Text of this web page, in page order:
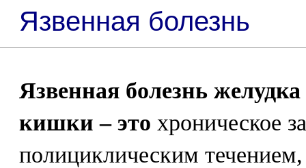
Язвенная болезнь
Язвенная болезнь
кишки – это хроническое
полициклическим